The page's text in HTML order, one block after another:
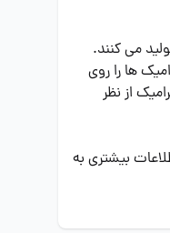
ایفا سرام مدل لوکاس باید به خوبی در مورد ویژگی های مربوط به اندازه و پوشش آن اطلاعات بیشتری به دست آورید. این سرامیک را در اندازه 60 در 120 تولید می کنند.
ها را روی
از نظر
بیشتری به